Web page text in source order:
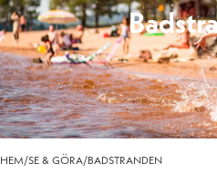
HEM/SE & GÖRA/BADSTRANDEN